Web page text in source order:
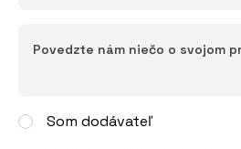
Som dodávateľ